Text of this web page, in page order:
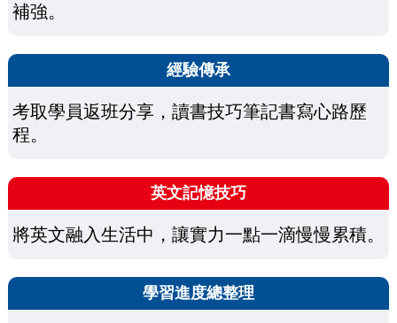
補強。
經驗傳承
考取學員返班分享，讀書技巧筆記書寫心路歷
程。
英文記憶技巧
將英文融入生活中，讓實力一點一滴慢慢累積。
學習進度總整理